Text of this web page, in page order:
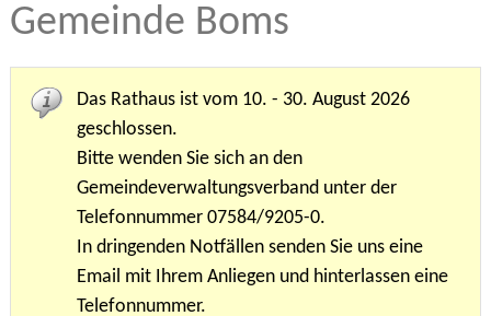
Gemeinde Boms
Das Rathaus ist vom 10. - 30. August 2026
geschlossen.
Bitte wenden Sie sich an den
Gemeindeverwaltungsverband unter der
Telefonnummer 07584/9205-0.
In dringenden Notfällen senden Sie uns eine
Email mit Ihrem Anliegen und hinterlassen eine
Telefonnummer.